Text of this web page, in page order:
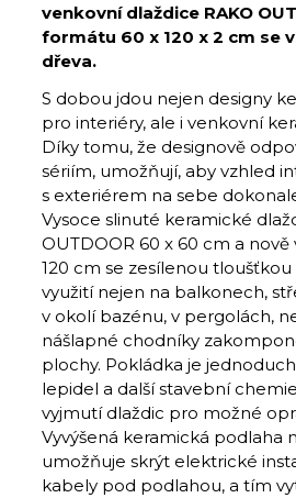
venkovní dlaždice RAKO
formátu 60 x 120 x 2 cm se
dřeva.
S dobou jdou nejen designy
pro interiéry, ale i venkovní
Díky tomu, že designově
sériím, umožňují, aby vzhled
s exteriérem na sebe
Vysoce slinuté keramické
OUTDOOR 60 x 60 cm a
120 cm se zesílenou
využití nejen na balkonech,
v okolí bazénu, v pergolách,
nášlapné chodníky
plochy. Pokládka je
lepidel a další stavební
vyjmutí dlaždic pro možné
Vyvýšená keramická podlaha
umožňuje skrýt elektrické
kabely pod podlahou, a tím